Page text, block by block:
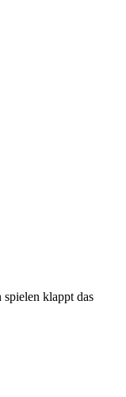
spielen klappt das